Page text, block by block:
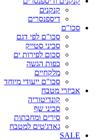
קנקנים
דיספנסרים
סכו"ם
סכו"ם לפי דגם
סכיני סטייק
סכום לפירות ים
כפות הגשה
מלקחיים
סכו"ם ייעודי מיוחד
אביזרי מטבח
קונדיטוריה
סכיני שף
סירים ומחבתות
גאדג'טים למטבח
SALE